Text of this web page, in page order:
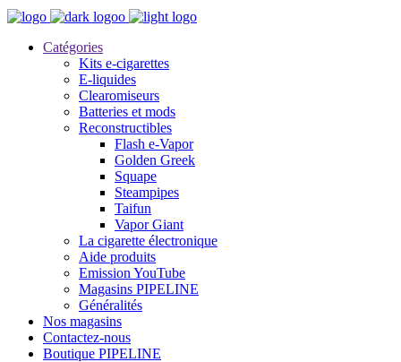
Catégories
Kits e-cigarettes
E-liquides
Clearomiseurs
Batteries et mods
Reconstructibles
Flash e-Vapor
Golden Greek
Squape
Steampipes
Taifun
Vapor Giant
La cigarette électronique
Aide produits
Emission YouTube
Magasins PIPELINE
Généralités
Nos magasins
Contactez-nous
Boutique PIPELINE